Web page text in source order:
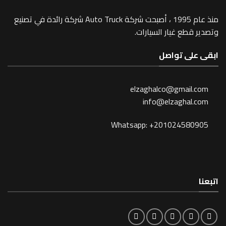
منذ عام 1995 ، أصبحت شركة Auto Truck شركة رائدة في تصنيع
غيار السيارات.
تواصل
Whatsapp: